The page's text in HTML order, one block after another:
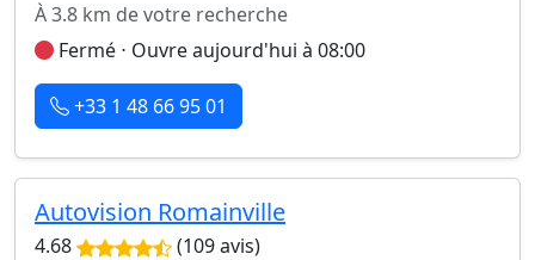
À 3.8 km de votre recherche
Fermé ⋅ Ouvre aujourd'hui à 08:00
+33 1 48 66 95 01
Autovision Romainville
4.68
(109 avis)